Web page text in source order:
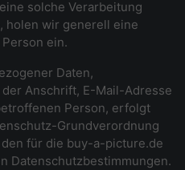
solche Verarbeitung
holen wir generell eine
ein.
Daten,
Anschrift, E-Mail-Adresse
Person, erfolgt
Grundverordnung
für die buy-a-picture.de
Datenschutzbestimmungen.